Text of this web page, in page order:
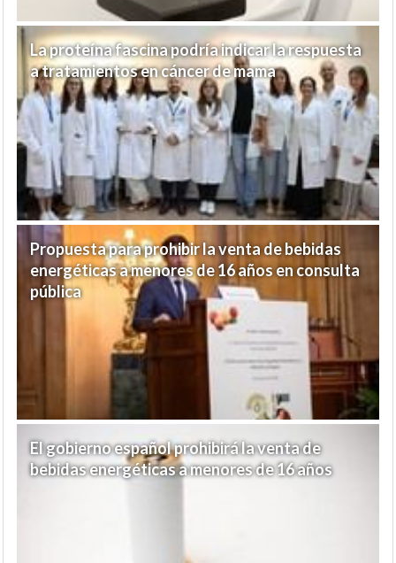
La proteína fascina podría indicar la respuesta
a tratamientos en cáncer de mama
Propuesta para prohibir la venta de bebidas
energéticas a menores de 16 años en consulta
pública
El gobierno español prohibirá la venta de
bebidas energéticas a menores de 16 años